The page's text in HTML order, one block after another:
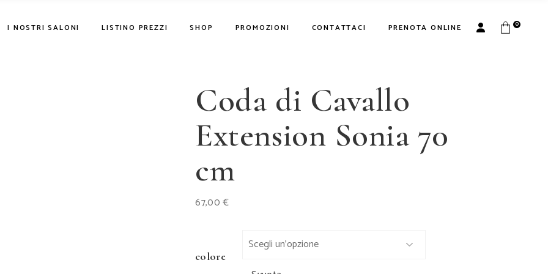
I NOSTRI SALONI LISTINO PREZZI SHOP
STYLING
ASCIUGACAPELLI E
ACCESSORI
PARRUCCANDO
MARCHI
PROMOZIONI CONTATTACI PRENOTA ONLINE
Parruccando
0
CURA DEI CAPELLI &
PARRUCCANDO
Salone Via Caravaggio
Coda di Cavallo
Extension Sonia 70
cm
67,00€
colore